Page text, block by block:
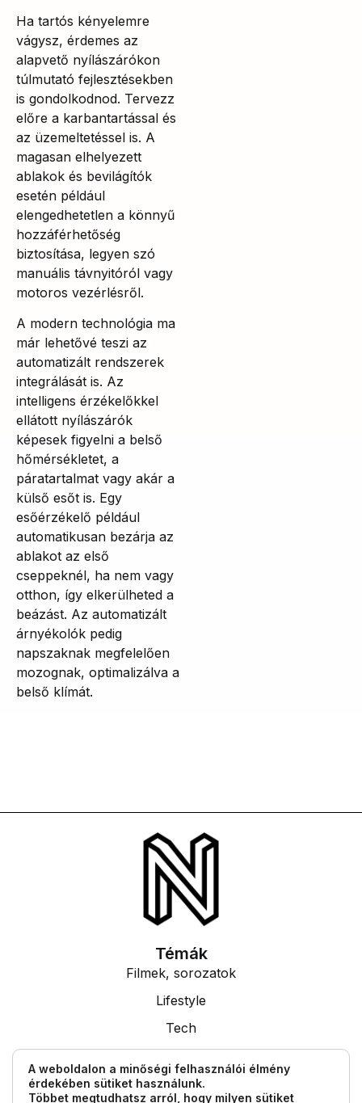
Ha tartós kényelemre
vágysz, érdemes az
alapvető nyílászárókon
túlmutató fejlesztésekben
is gondolkodnod. Tervezz
előre a karbantartással és
az üzemeltetéssel is. A
magasan elhelyezett
ablakok és bevilágítók
esetén például
elengedhetetlen a könnyű
hozzáférhetőség
biztosítása, legyen szó
manuális távnyitóról vagy
motoros vezérlésről.
A modern technológia ma
már lehetővé teszi az
automatizált rendszerek
integrálását is. Az
intelligens érzékelőkkel
ellátott nyílászárók
képesek figyelni a belső
hőmérsékletet, a
páratartalmat vagy akár a
külső esőt is. Egy
esőérzékelő például
automatikusan bezárja az
ablakot az első
cseppeknél, ha nem vagy
otthon, így elkerülheted a
beázást. Az automatizált
árnyékolók pedig
napszaknak megfelelően
mozognak, optimalizálva a
belső klímát.
Témák
Filmek, sorozatok
Lifestyle
Tech
Tudás
Egyéb információk
A weboldalon a minőségi felhasználói élmény
érdekében sütiket használunk.
Többet megtudhatsz arról, hogy milyen sütiket